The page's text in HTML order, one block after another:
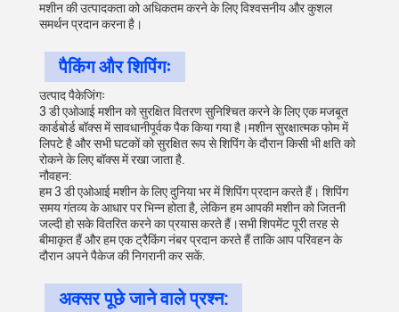
मशीन की उत्पादकता को अधिकतम करने के लिए विश्वसनीय और कुशल
समर्थन प्रदान करना है।
पैकिंग और शिपिंगः
उत्पाद पैकेजिंगः
3 डी एओआई मशीन को सुरक्षित वितरण सुनिश्चित करने के लिए एक मजबूत
कार्डबोर्ड बॉक्स में सावधानीपूर्वक पैक किया गया है।मशीन सुरक्षात्मक फोम में
लिपटे है और सभी घटकों को सुरक्षित रूप से शिपिंग के दौरान किसी भी क्षति को
रोकने के लिए बॉक्स में रखा जाता है.
नौवहन:
हम 3 डी एओआई मशीन के लिए दुनिया भर में शिपिंग प्रदान करते हैं। शिपिंग
समय गंतव्य के आधार पर भिन्न होता है, लेकिन हम आपकी मशीन को जितनी
जल्दी हो सके वितरित करने का प्रयास करते हैं।सभी शिपमेंट पूरी तरह से
बीमाकृत हैं और हम एक ट्रैकिंग नंबर प्रदान करते हैं ताकि आप परिवहन के
दौरान अपने पैकेज की निगरानी कर सकें.
अक्सर पूछे जाने वाले प्रश्न: